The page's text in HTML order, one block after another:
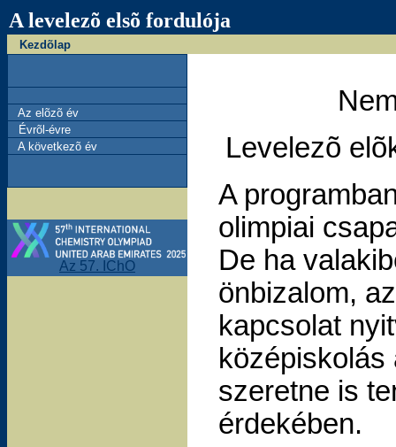
A levelezõ elsõ fordulója
Kezdõlap
Az elõzõ év
Évrõl-évre
A következõ év
Az 57. IChO
Levelezõ
A
olimpiai
De ha
önbizalom,
kapcsolat
szeretne is
érdekében.